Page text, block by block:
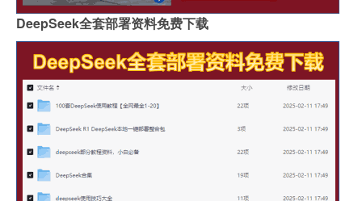
DeepSeek全套部署资料免费下载